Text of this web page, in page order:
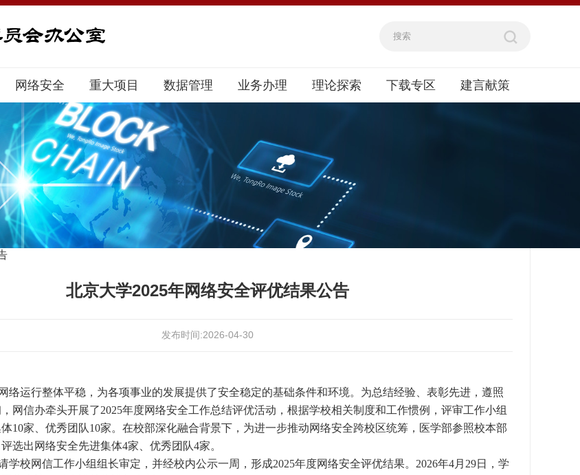
网络安全 重大项目 数据管理 业务办理 理论探索 下载专区 建言献策
北京大学2025年网络安全评优结果公告
发布时间:2026-04-30
络运行整体平稳，为各项事业的发展提供了安全稳定的基础条件和环境。为总结经验、表彰先进，遵照
网信办牵头开展了2025年度网络安全工作总结评优活动，根据学校相关制度和工作惯例，评审工作小组
10家、优秀团队10家。在校部深化融合背景下，为进一步推动网络安全跨校区统筹，医学部参照校本部
选出网络安全先进集体4家、优秀团队4家。
学校网信工作小组组长审定，并经校内公示一周，形成2025年度网络安全评优结果。2026年4月29日，学